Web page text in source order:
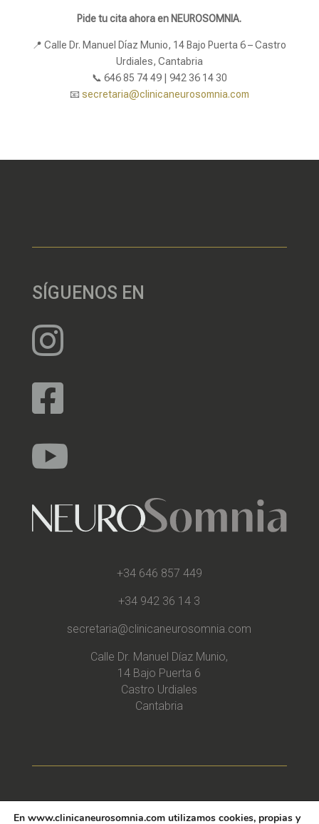
Pide tu cita ahora en NEUROSOMNIA.
📍 Calle Dr. Manuel Díaz Munio, 14 Bajo Puerta 6 – Castro
Urdiales, Cantabria
📞 646 85 74 49 | 942 36 14 30
📧 secretaria@clinicaneurosomnia.com
SÍGUENOS EN



+34 646 857 449
+34 942 36 14 3
secretaria@clinicaneurosomnia.com
Calle Dr. Manuel Díaz Munio,
14 Bajo Puerta 6
Castro Urdiales
Cantabria
» Política de Privacidad
En www.clinicaneurosomnia.com utilizamos cookies, propias y